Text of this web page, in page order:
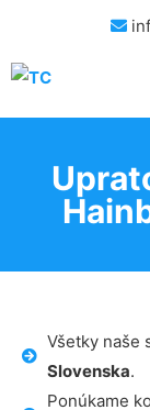
Všetky naše
Slovenska.
Ponúkame